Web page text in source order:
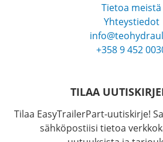
Tietoa meistä
Yhteystiedot
+358 9 452
TILAA
Tilaa EasyTrailerPart-uutiskirje!
sähköpostiisi tietoa